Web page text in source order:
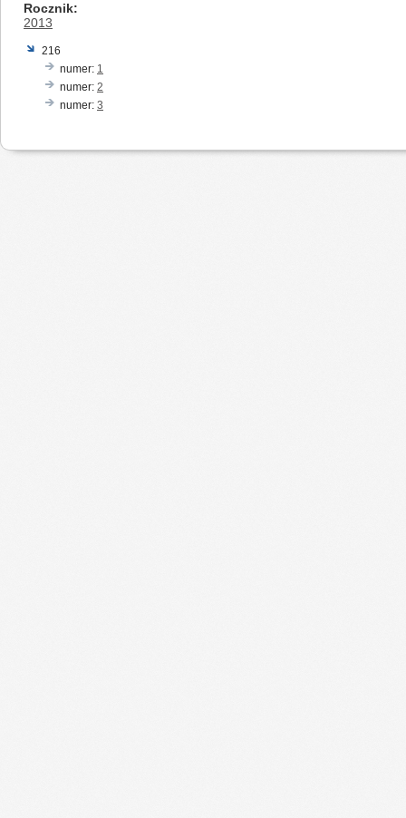
Rocznik
2013
216
numer: 1
numer: 2
numer: 3